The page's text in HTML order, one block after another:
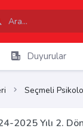
Duyurular
Seçmeli
2025 Yılı 2.